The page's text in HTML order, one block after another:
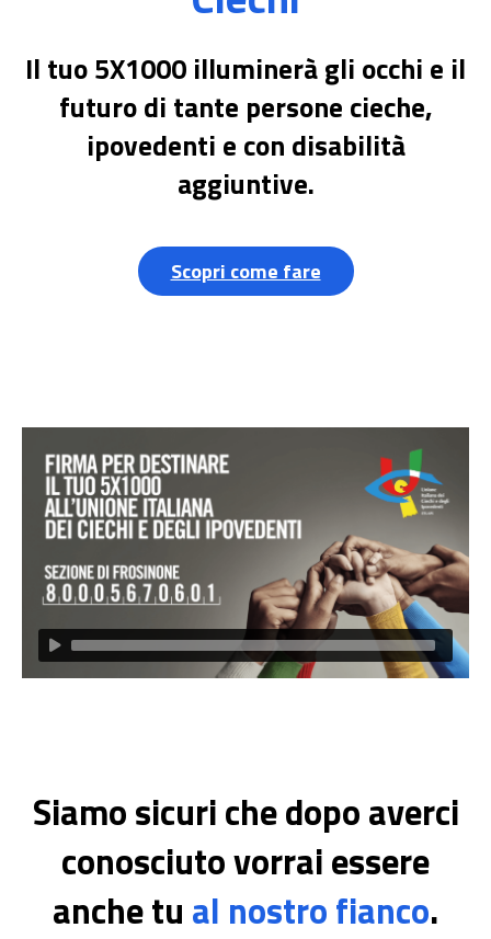
Il tuo 5X1000 illuminerà gli occhi e il
futuro di tante persone cieche,
ipovedenti e con disabilità
aggiuntive.
Scopri come fare
Siamo sicuri che dopo averci
conosciuto vorrai essere
anche tu al nostro fianco.